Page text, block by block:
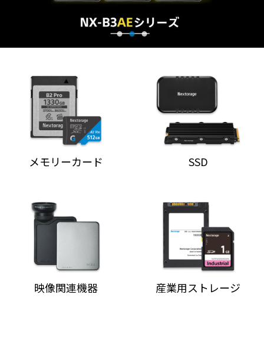
メモリーカード SSD
映像関連機器 産業用ストレージ